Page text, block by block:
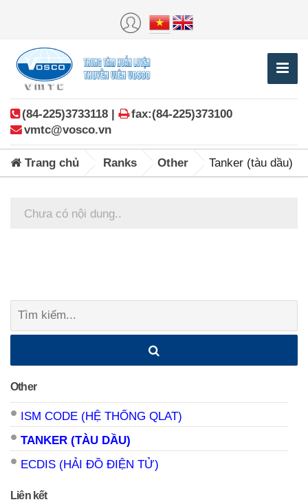
(84-225)3733118 |
fax:(84-225)373100
vmtc@vosco.vn
Trang chủ Ranks Other Tanker (tàu dầu)
Chưa có nội dung..
navigation
Tìm
Other
ISM CODE (HỆ THỐNG QLAT)
TANKER (TÀU DẦU)
ECDIS (HẢI ĐỒ ĐIỆN TỬ)
Liên kết